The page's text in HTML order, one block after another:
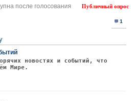
после голосования Публичный опрос
1
новостях и событий, что
Мире.